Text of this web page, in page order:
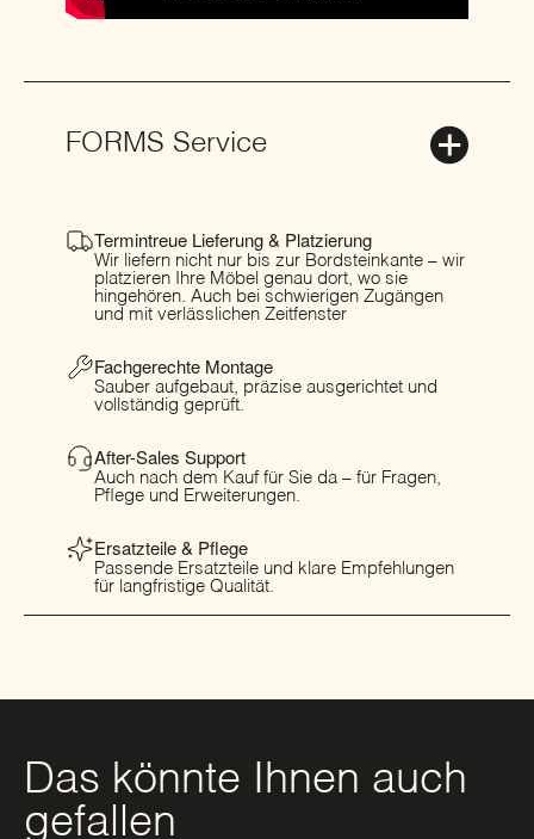
FORMS Service
Termintreue Lieferung & Platzierung
Wir liefern nicht nur bis zur Bordsteinkante – wir
platzieren Ihre Möbel genau dort, wo sie
hingehören. Auch bei schwierigen Zugängen
und mit verlässlichen Zeitfenster
Fachgerechte Montage
Sauber aufgebaut, präzise ausgerichtet und
vollständig geprüft.
After-Sales Support
Auch nach dem Kauf für Sie da – für Fragen,
Pflege und Erweiterungen.
Ersatzteile & Pflege
Passende Ersatzteile und klare Empfehlungen
für langfristige Qualität.
Das könnte Ihnen auch
gefallen